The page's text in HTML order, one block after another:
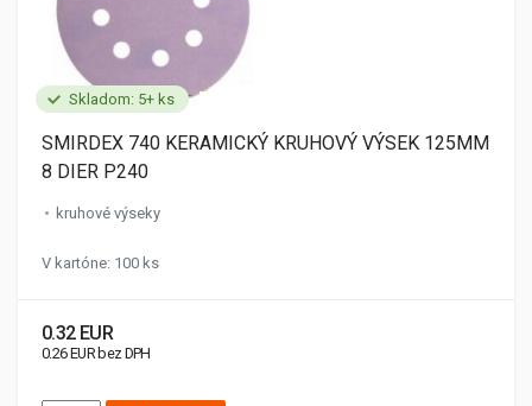
Skladom: 5+ ks
SMIRDEX 740 KERAMICKÝ KRUHOVÝ VÝSEK 125MM
8 DIER P240
kruhové výseky
V kartóne: 100 ks
0.32 EUR
0.26 EUR bez DPH